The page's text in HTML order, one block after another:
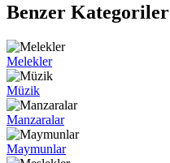
Benzer Kategoriler
Melekler
Müzik
Manzaralar
Maymunlar